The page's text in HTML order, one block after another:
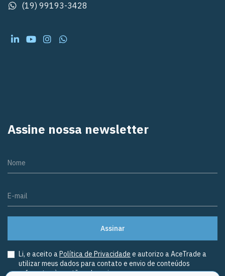
Assine nossa newsletter
Nome
E-mail
Assinar
Li, e aceito aPolítica de Privacidade e autorizo a AceTrade a
utilizar meus dados para contato e envio de conteúdos
referentes à gestão aduaneira.
(19) 99193-3428